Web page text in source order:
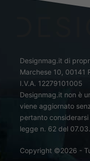
Designmag.it di
Marchese 10, 00141
I.V.A. 12279101005
Designmag.it non è
viene aggiornato
pertanto
legge n. 62 del
Copyright ©2026 -